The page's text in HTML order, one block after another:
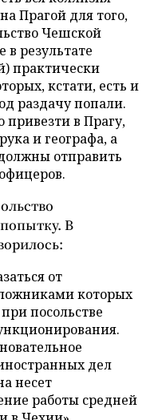
Прагой для того,
Чешской
в результате
практически
кстати, есть и
раздачу попали.
в Прагу,
и географа, а
отправить
В
от
которых
посольстве
дел
несет
работы средней